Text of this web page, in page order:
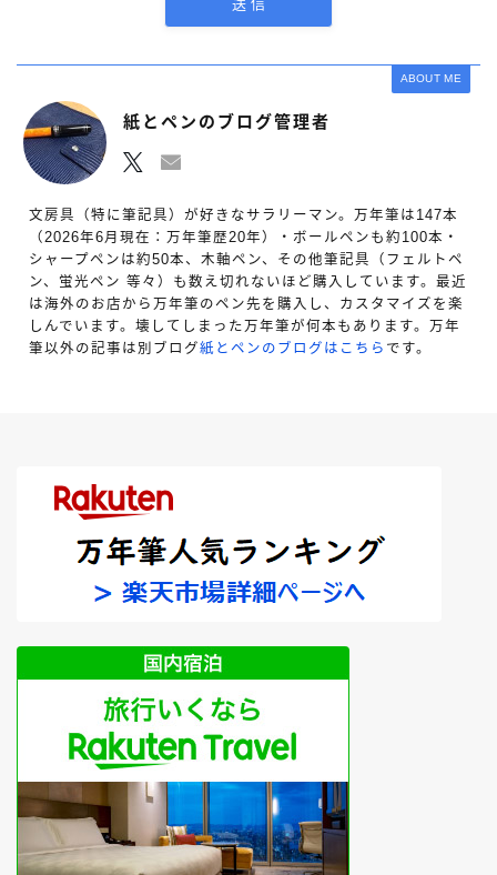
ABOUT ME
紙とペンのブログ管理者
文房具（特に筆記具）が好きなサラリーマン。万年筆は147本
（2026年6月現在：万年筆歴20年）・ボールペンも約100本・
シャープペンは約50本、木軸ペン、その他筆記具（フェルトペ
ン、蛍光ペン 等々）も数え切れないほど購入しています。最近
は海外のお店から万年筆のペン先を購入し、カスタマイズを楽
しんでいます。壊してしまった万年筆が何本もあります。万年
筆以外の記事は別ブログ紙とペンのブログはこちら です。